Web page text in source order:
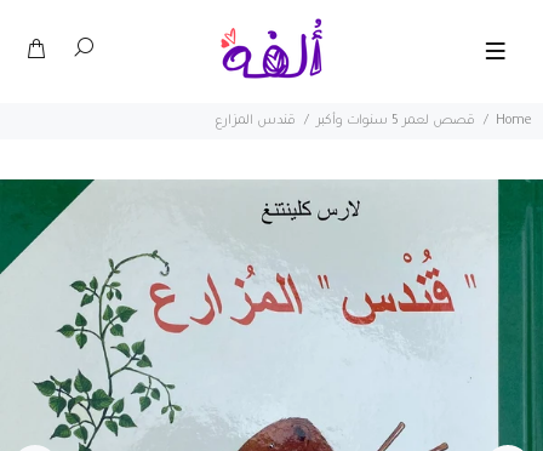
Home قصص لعمر 5 سنوات وأكبر قندس المزارع